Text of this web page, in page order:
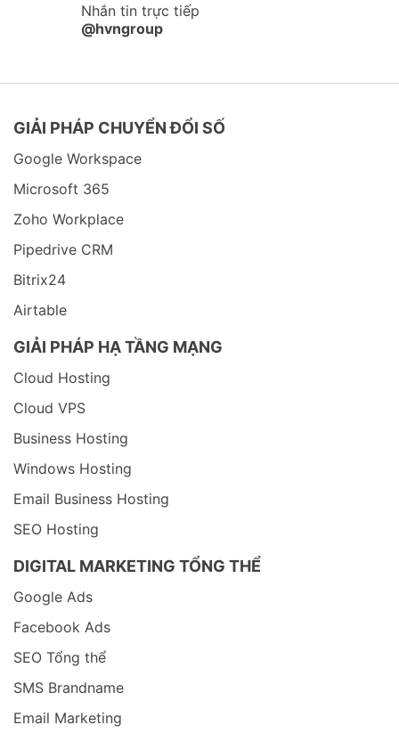
Nhắn tin trực tiếp
@hvngroup
GIẢI PHÁP CHUYỂN ĐỔI SỐ
Google Workspace
Microsoft 365
Zoho Workplace
Pipedrive CRM
Bitrix24
Airtable
GIẢI PHÁP HẠ TẦNG MẠNG
Cloud Hosting
Cloud VPS
Business Hosting
Windows Hosting
Email Business Hosting
SEO Hosting
DIGITAL MARKETING TỔNG THỂ
Google Ads
Facebook Ads
SEO Tổng thể
SMS Brandname
Email Marketing